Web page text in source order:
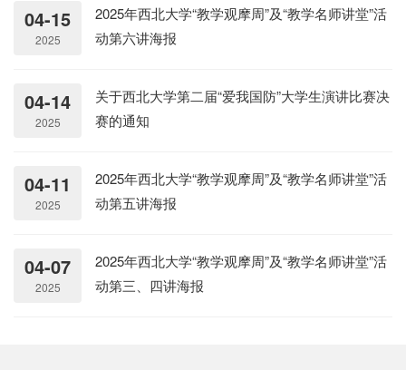
04-15
2025
2025年西北大学“教学观摩周”及“教学名师讲堂”活
动第六讲海报
04-14
2025
关于西北大学第二届“爱我国防”大学生演讲比赛决
赛的通知
04-11
2025
2025年西北大学“教学观摩周”及“教学名师讲堂”活
动第五讲海报
04-07
2025
2025年西北大学“教学观摩周”及“教学名师讲堂”活
动第三、四讲海报